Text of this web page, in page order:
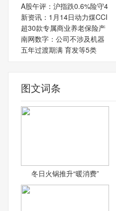
A股午评：沪指跌0.6%险守4
新资讯：1月14日动力煤CCI
超30款专属商业养老保险产
南网数字：公司不涉及机器
五年过渡期满 育发等5类
图文词条
冬日火锅推升“暖消费”